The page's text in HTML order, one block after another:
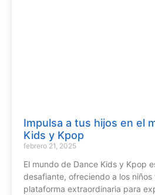
Impulsa a tus hijos en el
Kids y Kpop
febrero 21, 2025
El mundo de Dance Kids y Kpop
desafiante, ofreciendo a los
plataforma extraordinaria para